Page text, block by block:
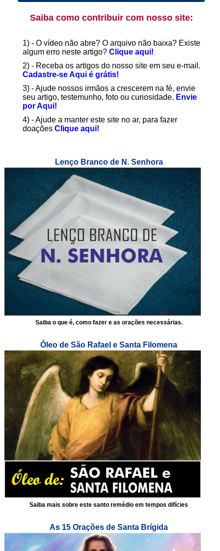
Saiba como contribuir com nosso site:
1) - O vídeo não abre? O arquivo não baixa? Existe
algum erro neste artigo? Clique aqui!
2) - Receba os artigos do nosso site em seu e-mail.
Cadastre-se Aqui é grátis!
3) - Ajude nossos irmãos a crescerem na fé, envie
seu artigo, testemunho, foto ou curiosidade. Envie
por Aqui!
4) - Ajude a manter este site no ar, para fazer
doações Clique aqui!
Lenço Branco de N. Senhora
Saiba o que é, como fazer e as orações necessárias.
Óleo de São Rafael e Santa Filomena
Saiba mais sobre este santo remédio em tempos difícies
As 15 Orações de Santa Brígida